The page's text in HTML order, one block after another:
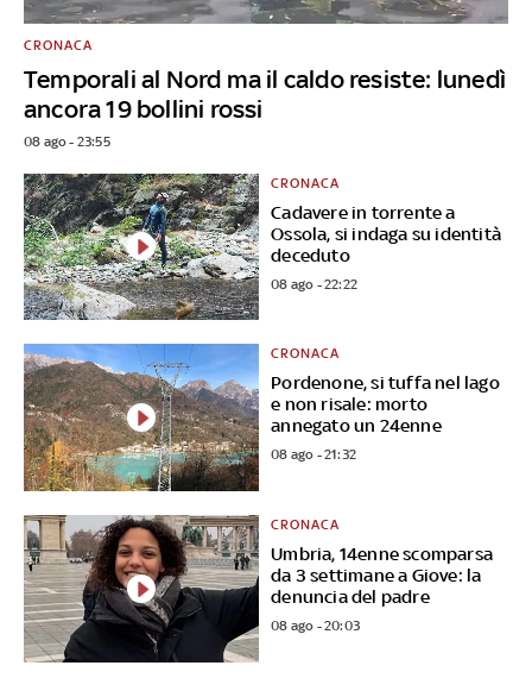
Temporali al Nord ma il caldo resiste: lunedì
ancora 19 bollini rossi
CRONACA
08 ago - 23:55
Cadavere in torrente a
Ossola, si indaga su identità
deceduto
CRONACA
08 ago - 22:22
Pordenone, si tuffa nel lago
e non risale: morto
annegato un 24enne
CRONACA
08 ago - 21:32
Umbria, 14enne scomparsa
da 3 settimane a Giove: la
denuncia del padre
CRONACA
08 ago - 20:03